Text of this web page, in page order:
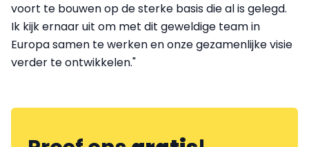
voort te bouwen op de sterke basis die al is gelegd.
Ik kijk ernaar uit om met dit geweldige team in
Europa samen te werken en onze gezamenlijke visie
verder te ontwikkelen."